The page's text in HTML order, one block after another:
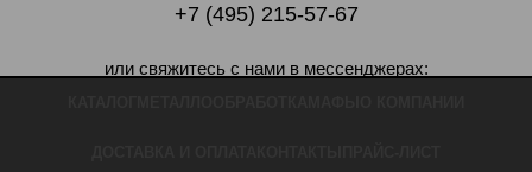
+7 (495) 215-57-67
или свяжитесь с нами в мессенджерах: